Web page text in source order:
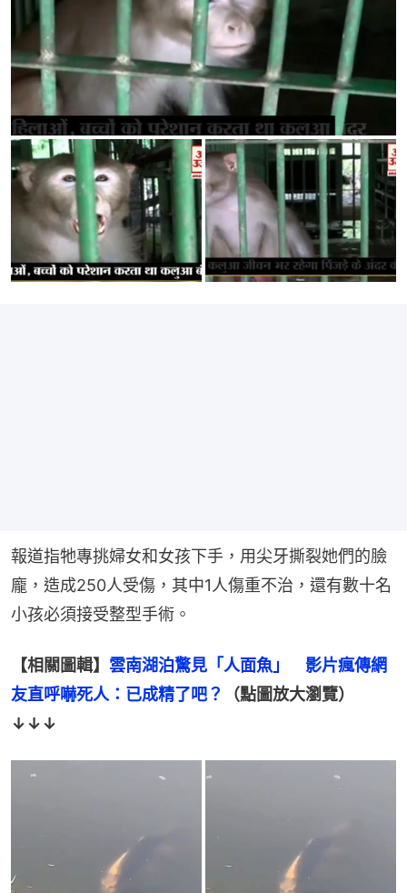
報道指牠專挑婦女和女孩下手，用尖牙撕裂她們的臉
龐，造成250人受傷，其中1人傷重不治，還有數十名
小孩必須接受整型手術。
【相關圖輯】 雲南湖泊驚見「人面魚」　影片瘋傳網
友直呼嚇死人：已成精了吧？
（點圖放大瀏覽）
↓↓↓